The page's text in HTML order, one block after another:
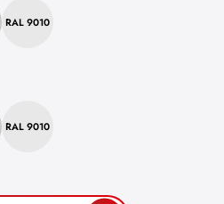
RAL 9010
RAL 9010